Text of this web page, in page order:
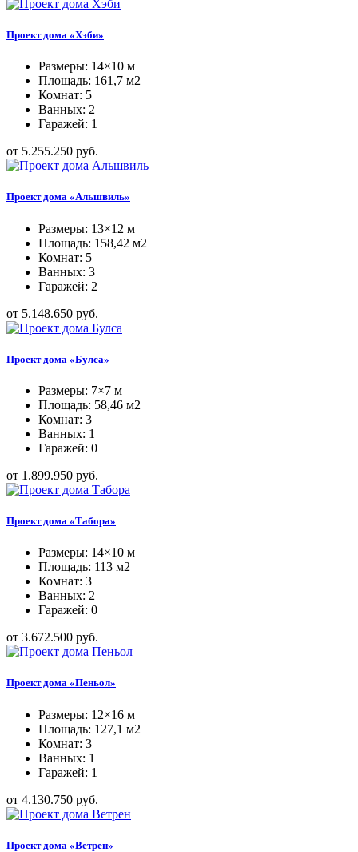
Проект дома «Хэби»
Размеры: 14×10 м
Площадь: 161,7 м2
Комнат: 5
Ванных: 2
Гаражей: 1
от 5.255.250 руб.
Проект дома «Альшвиль»
Размеры: 13×12 м
Площадь: 158,42 м2
Комнат: 5
Ванных: 3
Гаражей: 2
от 5.148.650 руб.
Проект дома «Булса»
Размеры: 7×7 м
Площадь: 58,46 м2
Комнат: 3
Ванных: 1
Гаражей: 0
от 1.899.950 руб.
Проект дома «Табора»
Размеры: 14×10 м
Площадь: 113 м2
Комнат: 3
Ванных: 2
Гаражей: 0
от 3.672.500 руб.
Проект дома «Пеньол»
Размеры: 12×16 м
Площадь: 127,1 м2
Комнат: 3
Ванных: 1
Гаражей: 1
от 4.130.750 руб.
Проект дома «Ветрен»